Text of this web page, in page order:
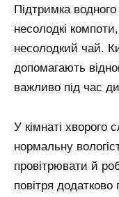
Підтримка
несолодкі
несолодкий чай.
допомагають
важливо під час
У кімнаті хворого
нормальну
провітрювати й
повітря